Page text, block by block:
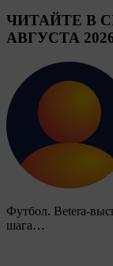
ЧИТАЙТЕ В
АВГУСТА
Футбол. Betera-
шага…